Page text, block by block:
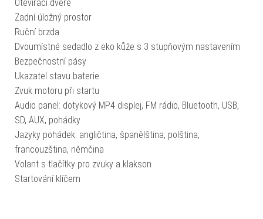
Otevírací dveře
Zadní úložný prostor
Ruční brzda
Dvoumístné sedadlo z eko kůže s 3 stupňovým nastavením
Bezpečnostní pásy
Ukazatel stavu baterie
Zvuk motoru při startu
Audio panel: dotykový MP4 displej, FM rádio, Bluetooth, USB,
SD, AUX, pohádky
Jazyky pohádek: angličtina, španělština, polština,
francouzština, němčina
Volant s tlačítky pro zvuky a klakson
Startování klíčem